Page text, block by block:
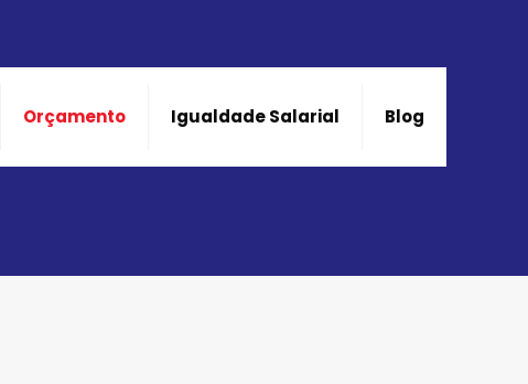
Orçamento Igualdade Salarial Blog